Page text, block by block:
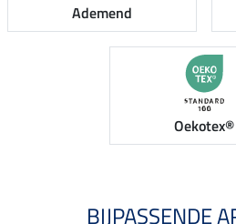
Ademend
Oekotex®
BIJPASSENDE